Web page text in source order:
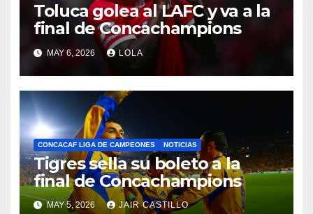
Toluca golea al LAFC y va a la
final de Concachampions
MAY 6, 2026 LOLA
CONCACAF LIGA DE CAMPEONES NOTICIAS
Tigres sella su boleto a la
final de Concachampions
MAY 5, 2026 JAIR CASTILLO